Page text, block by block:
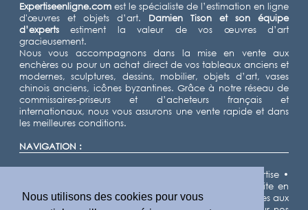
Nous utilisons des cookies pour vous
Expertiseenligne.com est le spécialiste de l’estimation en ligne
d'œuvres et objets d’art. Damien Tison
et son équipe
d’experts estiment la valeur de vos œuvres d’art
gracieusement.
Nous vous accompagnons dans la mise en vente aux
enchères ou pour un achat direct de vos tableaux anciens et
modernes, sculptures, dessins, mobilier, objets d’art, vases
chinois anciens, icônes byzantines. Grâce à notre réseau de
commissaires-priseurs et d’acheteurs français et
internationaux, nous vous assurons une vente rapide et dans
les meilleures conditions.
NAVIGATION :
Nos domaines d'expertise •
Demande d'estimation gratuite en
ligne• Cote des artistes•Actualités•Résultats de ventes aux